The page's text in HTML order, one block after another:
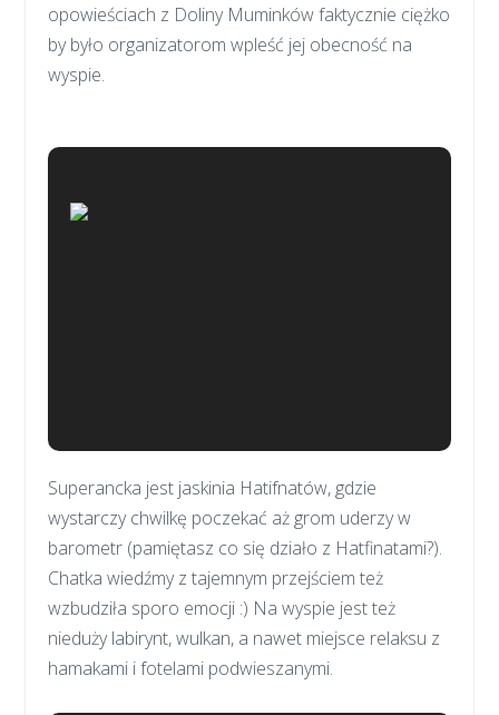
opowieściach z Doliny Muminków faktycznie ciężko
by było organizatorom wpleść jej obecność na
wyspie.
Superancka jest jaskinia Hatifnatów, gdzie
wystarczy chwilkę poczekać aż grom uderzy w
barometr (pamiętasz co się działo z Hatfinatami?).
Chatka wiedźmy z tajemnym przejściem też
wzbudziła sporo emocji :) Na wyspie jest też
nieduży labirynt, wulkan, a nawet miejsce relaksu z
hamakami i fotelami podwieszanymi.